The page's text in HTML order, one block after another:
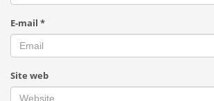
E-mail *
Site web